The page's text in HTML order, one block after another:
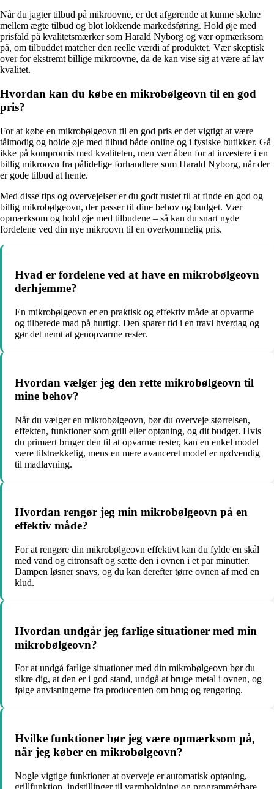
Når du jagter tilbud på mikroovne, er det afgørende at kunne skelne
mellem ægte tilbud og blot lokkende markedsføring. Hold øje med
prisfald på kvalitetsmærker som Harald Nyborg og vær opmærksom
på, om tilbuddet matcher den reelle værdi af produktet. Vær skeptisk
over for ekstremt billige mikroovne, da de kan vise sig at være af lav
kvalitet.
Hvordan kan du købe en mikrobølgeovn til en god
pris?
For at købe en mikrobølgeovn til en god pris er det vigtigt at være
tålmodig og holde øje med tilbud både online og i fysiske butikker. Gå
ikke på kompromis med kvaliteten, men vær åben for at investere i en
billig mikroovn fra pålidelige forhandlere som Harald Nyborg, når der
er gode tilbud at hente.
Med disse tips og overvejelser er du godt rustet til at finde en god og
billig mikrobølgeovn, der passer til dine behov og budget. Vær
opmærksom og hold øje med tilbudene – så kan du snart nyde
fordelene ved din nye mikroovn til en overkommelig pris.
Hvad er fordelene ved at have en mikrobølgeovn
derhjemme?
En mikrobølgeovn er en praktisk og effektiv måde at opvarme
og tilberede mad på hurtigt. Den sparer tid i en travl hverdag og
gør det nemt at genopvarme rester.
Hvordan vælger jeg den rette mikrobølgeovn til
mine behov?
Når du vælger en mikrobølgeovn, bør du overveje størrelsen,
effekten, funktioner som grill eller optøning, og dit budget. Hvis
du primært bruger den til at opvarme rester, kan en enkel model
være tilstrækkelig, mens en mere avanceret model er nødvendig
til madlavning.
Hvordan rengør jeg min mikrobølgeovn på en
effektiv måde?
For at rengøre din mikrobølgeovn effektivt kan du fylde en skål
med vand og citronsaft og sætte den i ovnen i et par minutter.
Dampen løsner snavs, og du kan derefter tørre ovnen af med en
klud.
Hvordan undgår jeg farlige situationer med min
mikrobølgeovn?
For at undgå farlige situationer med din mikrobølgeovn bør du
sikre dig, at den er i god stand, undgå at bruge metal i ovnen, og
følge anvisningerne fra producenten om brug og rengøring.
Hvilke funktioner bør jeg være opmærksom på,
når jeg køber en mikrobølgeovn?
Nogle vigtige funktioner at overveje er automatisk optøning,
grillfunktion, indstillinger til varmholdning og programmérbare